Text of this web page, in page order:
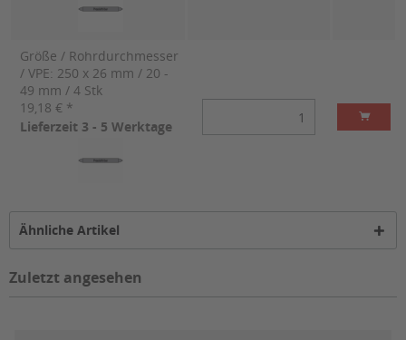
Größe / Rohrdurchmesser
/ VPE: 250 x 26 mm / 20 -
49 mm / 4 Stk
19,18 € *
Lieferzeit 3 - 5 Werktage
Ähnliche Artikel
Zuletzt angesehen